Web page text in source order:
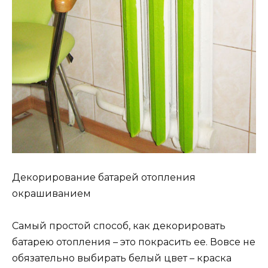
Декорирование батарей отопления
окрашиванием
Самый простой способ, как декорировать
батарею отопления – это покрасить ее. Вовсе не
обязательно выбирать белый цвет – краска